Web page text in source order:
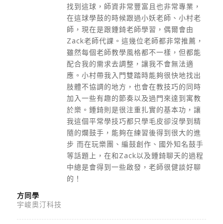
找到這球，師資非常豐富且也非常專業，
在這球學鼓的時候跟過小妖老師、小村老
師，現在是跟鍾錡老師學習，偶爾會由
Zack老師代課。這幾位老師都非常推薦，
雖然每個老師教學風格都不一樣，但都能
配合我的需求去調整，讓我不會無法適
應。小村帶我入門雙踏時能夠很快地找出
肢體不協調的地方，也會在教技巧的同時
加入一些有趣的節奏以及過門來達到寓教
於樂。鍾錡則是很注重扎實的基本功，讓
我這個平常學技巧都只學毛皮卻沒學到精
隨的爛鼓手，能夠在練習後得到很大的進
步 而在玩樂團、編鼓創作、國外知名鼓手
等話題上，在和Zack以及鍾錡聊天的過程
中總是會得到一些啟發，老師很健談好聊
的！
方同學
宇峻奧汀科技